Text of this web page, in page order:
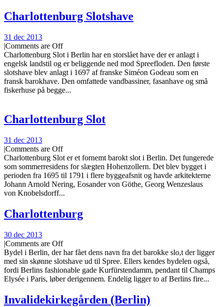
Charlottenburg Slotshave
31 dec 2013
|Comments are Off
Charlottenburg Slot i Berlin har en storslået have der er anlagt i
engelsk landstil og er beliggende ned mod Spreefloden. Den første
slotshave blev anlagt i 1697 af franske Siméon Godeau som en
fransk barokhave. Den omfattede vandbassiner, fasanhave og små
fiskerhuse på begge...
Charlottenburg Slot
31 dec 2013
|Comments are Off
Charlottenburg Slot er et fornemt barokt slot i Berlin. Det fungerede
som sommerresidens for slægten Hohenzollern. Det blev bygget i
perioden fra 1695 til 1791 i flere byggeafsnit og havde arkitekterne
Johann Arnold Nering, Eosander von Göthe, Georg Wenzeslaus
von Knobelsdorff...
Charlottenburg
30 dec 2013
|Comments are Off
Bydel i Berlin, der har fået dens navn fra det barokke slo,t der ligger
med sin skønne slotshave ud til Spree. Ellers kendes bydelen også,
fordi Berlins fashionable gade Kurfürstendamm, pendant til Champs
Elysée i Paris, løber derigennem. Endelig ligger to af Berlins fire...
Invalidekirkegården (Berlin)